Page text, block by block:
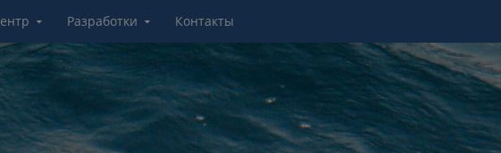
Разработки Контакты